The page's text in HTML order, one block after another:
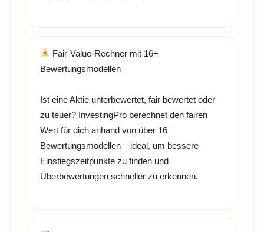
Fair-Value-Rechner mit 16+
Bewertungsmodellen
Ist eine Aktie unterbewertet, fair bewertet oder
zu teuer? InvestingPro berechnet den fairen
Wert für dich anhand von über 16
Bewertungsmodellen – ideal, um bessere
Einstiegszeitpunkte zu finden und
Überbewertungen schneller zu erkennen.